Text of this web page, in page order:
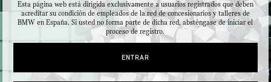
Esta página web está dirigida exclusivamente a usuarios registrados que deben
acreditar su condición de empleados de la red de concesionarios y talleres de
BMW en España. Si usted no forma parte de dicha red, absténgase de iniciar el
proceso de registro.
ENTRAR